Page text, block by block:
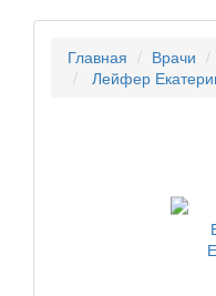
Главная Врачи
Лейфер